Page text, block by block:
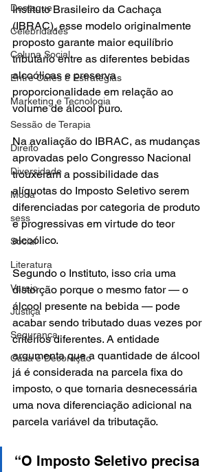
Destaque
Celebridades
Coluna Social
Entre Cafés e Estratégias
Marketing e Tecnologia
Sessão de Terapia
Direito
Diversidade
Moda
sess
Social
Literatura
Varejo
Justiça
Segurança
Casa e Decoração
Instituto Brasileiro da Cachaça
(IBRAC), esse modelo originalmente
proposto garante maior equilíbrio
tributário entre as diferentes bebidas
alcoólicas e preserva
proporcionalidade em relação ao
volume de álcool puro.
Na avaliação do IBRAC, as mudanças
aprovadas pelo Congresso Nacional
trouxeram a possibilidade das
alíquotas do Imposto Seletivo serem
diferenciadas por categoria de produto
e progressivas em virtude do teor
alcoólico.
Segundo o Instituto, isso cria uma
distorção porque o mesmo fator — o
álcool presente na bebida — pode
acabar sendo tributado duas vezes por
critérios diferentes. A entidade
argumenta que a quantidade de álcool
já é considerada na parcela fixa do
imposto, o que tornaria desnecessária
uma nova diferenciação adicional na
parcela variável da tributação.
“O Imposto Seletivo precisa